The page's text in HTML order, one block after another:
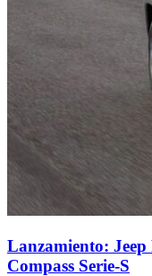
Lanzamiento: Jeep
Compass Serie-S